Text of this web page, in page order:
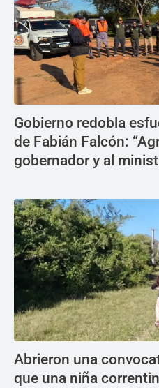
Gobierno redobla
de Fabián Falcón:
gobernador y al
Abrieron una
que una niña